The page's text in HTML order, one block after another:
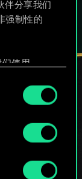
分享我们
强制性的
使用
续，请点